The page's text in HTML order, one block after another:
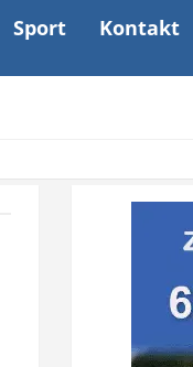
Sport Kontakt